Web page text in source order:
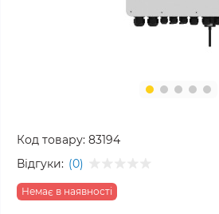
Код товару: 83194
Відгуки: (0)
Немає в наявності